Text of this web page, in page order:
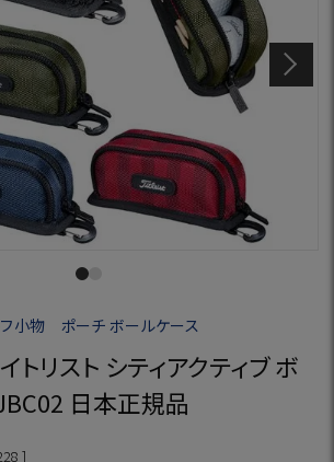
小物 ポーチ ボールケース
トリスト シティアクティブ ボ
日本正規品